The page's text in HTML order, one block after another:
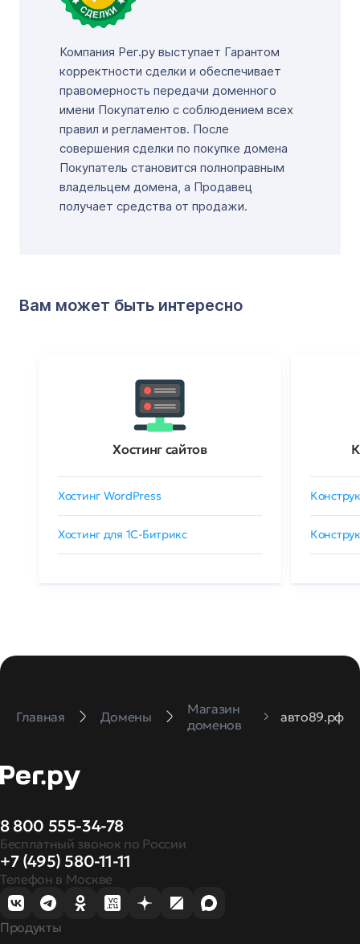
Компания Рег.ру выступает Гарантом
корректности сделки и обеспечивает
правомерность передачи доменного
имени Покупателю с соблюдением всех
правил и регламентов. После
совершения сделки по покупке домена
Покупатель становится полноправным
владельцем домена, а Продавец
получает средства от продажи.
Вам может быть интересно
Хостинг сайтов
Хостинг WordPress
Хостинг для 1C-Битрикс
Главная Домены
Магазин
доменов
авто89.рф
8 800 555-34-78
Бесплатный звонок по России
+7 (495) 580-11-11
Телефон в Москве
Продукты